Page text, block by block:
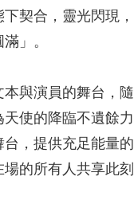
契合，靈光閃現
」。
本與演員的舞台
使的降臨不遺餘
台，提供充足能
的所有人共享此刻